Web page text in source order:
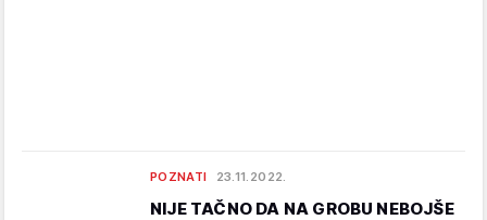
POZNATI 23.11.2022.
NIJE TAČNO DA NA GROBU NEBOJŠE